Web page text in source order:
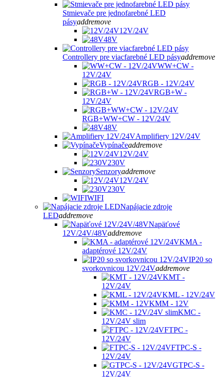
Stmievače pre jednofarebné LED
pásyaddremove
12V/24V
48V
Controllery pre viacfarebné LED pásyaddremove
WW+CW -
12V/24V
RGB - 12V/24V
RGB+W -
12V/24V
RGB+WW+CW - 12V/24V
48V
Amplifiery 12V/24V
Vypínačeaddremove
12V/24V
230V
Senzoryaddremove
12V/24V
230V
WIFI
Napájacie zdroje
LEDaddremove
Napäťové
12V/24V/48Vaddremove
KMA -
adaptérové 12V/24V
IP20 so
svorkovnicou 12V/24Vaddremove
KMT -
12V/24V
KML - 12V/24V
KMM - 12V
KMC -
12V/24V slim
FTPC -
12V/24V
FTPC-S -
12V/24V
GTPC-S -
12V/24V